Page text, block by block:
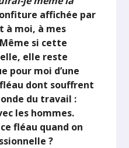
affichée par
à moi, à mes
si cette
elle reste
pour moi d’une
dont souffrent
du travail :
les hommes.
fléau quand on
?